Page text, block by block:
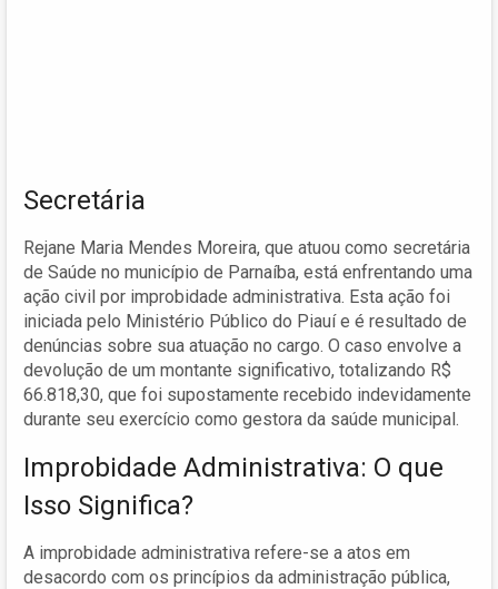
Secretária
Rejane Maria Mendes Moreira, que atuou como secretária
de Saúde no município de Parnaíba, está enfrentando uma
ação civil por improbidade administrativa. Esta ação foi
iniciada pelo Ministério Público do Piauí e é resultado de
denúncias sobre sua atuação no cargo. O caso envolve a
devolução de um montante significativo, totalizando R$
66.818,30, que foi supostamente recebido indevidamente
durante seu exercício como gestora da saúde municipal.
Improbidade Administrativa: O que
Isso Significa?
A improbidade administrativa refere-se a atos em
desacordo com os princípios da administração pública,